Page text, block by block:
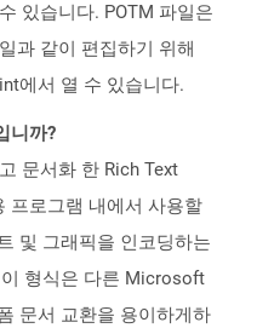
있습니다. POTM 파일은
과 같이 편집하기 위해
에서 열 수 있습니다.
니까?
문서화 한 Rich Text
프로그램 내에서 사용할
및 그래픽을 인코딩하는
형식은 다른 Microsoft
문서 교환을 용이하게하